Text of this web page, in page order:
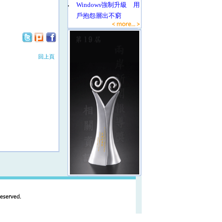
回上頁
‧
Windows強制升級 用
戶抱怨層出不窮